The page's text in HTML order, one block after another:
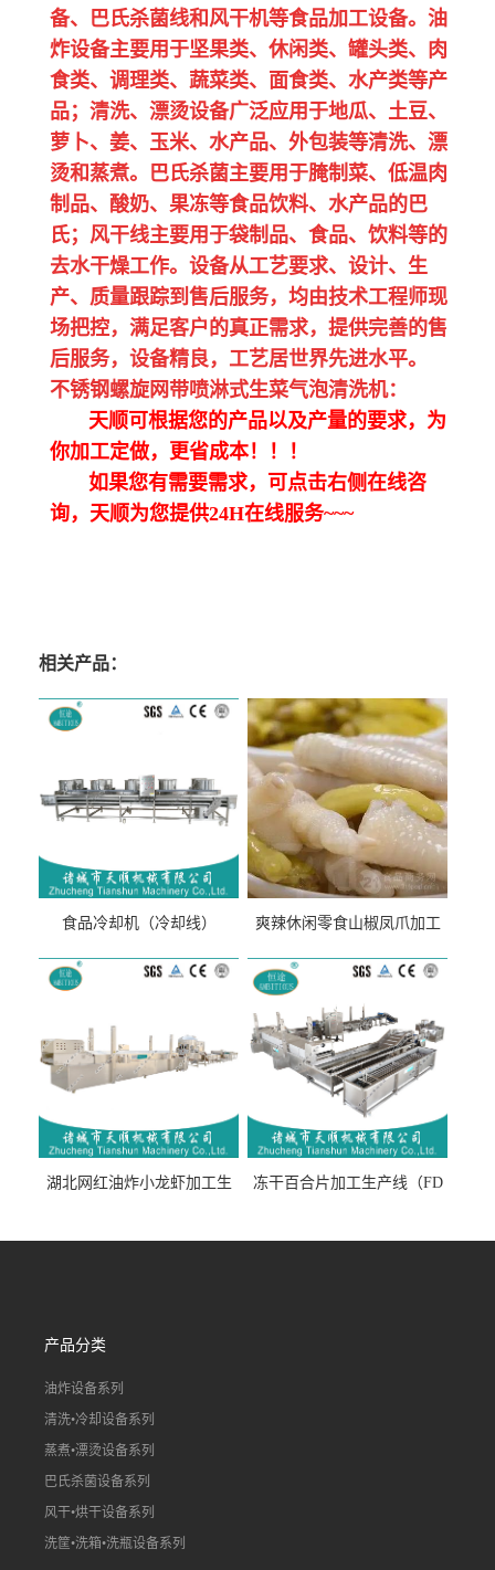
备、巴氏杀菌线和风干机等食品加工设备。油
炸设备主要用于坚果类、休闲类、罐头类、肉
食类、调理类、蔬菜类、面食类、水产类等产
品；清洗、漂烫设备广泛应用于地瓜、土豆、
萝卜、姜、玉米、水产品、外包装等清洗、漂
烫和蒸煮。巴氏杀菌主要用于腌制菜、低温肉
制品、酸奶、果冻等食品饮料、水产品的巴
氏；风干线主要用于袋制品、食品、饮料等的
去水干燥工作。设备从工艺要求、设计、生
产、质量跟踪到售后服务，均由技术工程师现
场把控，满足客户的真正需求，提供完善的售
后服务，设备精良，工艺居世界先进水平。
不锈钢螺旋网带喷淋式生菜气泡清洗机：
天顺可根据您的产品以及产量的要求，为
你加工定做，更省成本！！！
如果您有需要需求，可点击右侧在线咨
询，天顺为您提供24H在线服务~~~
相关产品：
食品冷却机（冷却线）
爽辣休闲零食山椒凤爪加工
流水线）
湖北网红油炸小龙虾加工生
线）
冻干百合片加工生产线（FD
线）
产品分类
油炸设备系列
清洗•冷却设备系列
蒸煮•漂烫设备系列
巴氏杀菌设备系列
风干•烘干设备系列
洗筐•洗箱•洗瓶设备系列